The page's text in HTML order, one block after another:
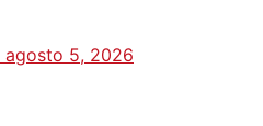
agosto 5, 2026